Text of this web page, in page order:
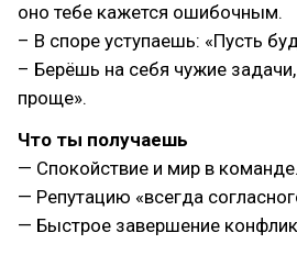
оно тебе кажется ошибочным.
– В споре уступаешь: «Пусть
– Берёшь на себя чужие
проще».
Что ты получаешь
— Спокойствие и мир в команде.
— Репутацию «всегда
— Быстрое завершение